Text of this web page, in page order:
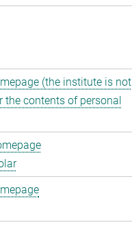
(the institute is not
the contents of personal